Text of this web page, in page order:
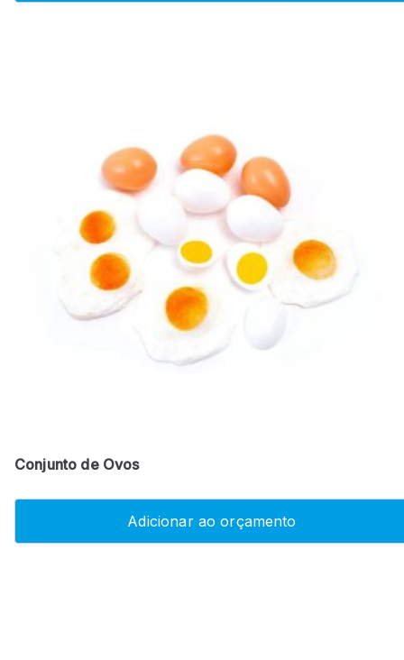
Conjunto de Ovos
Adicionar ao orçamento